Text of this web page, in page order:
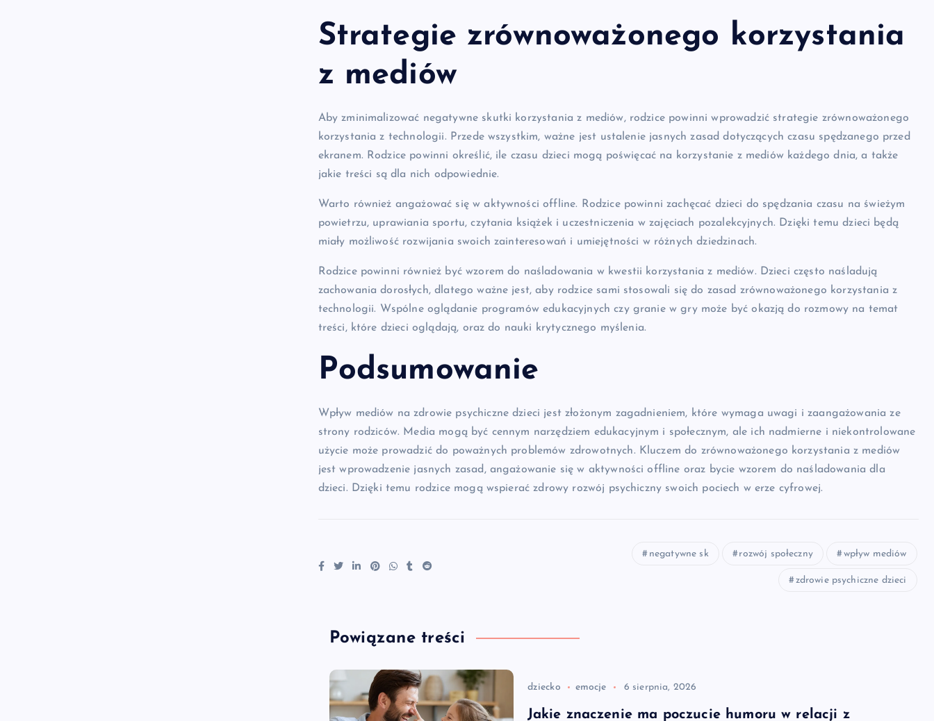
Strategie zrównoważonego korzystania
z mediów
Aby zminimalizować negatywne skutki korzystania z mediów, rodzice powinni wprowadzić strategie zrównoważonego
korzystania z technologii. Przede wszystkim, ważne jest ustalenie jasnych zasad dotyczących czasu spędzanego przed
ekranem. Rodzice powinni określić, ile czasu dzieci mogą poświęcać na korzystanie z mediów każdego dnia, a także
jakie treści są dla nich odpowiednie.
Warto również angażować się w aktywności offline. Rodzice powinni zachęcać dzieci do spędzania czasu na świeżym
powietrzu, uprawiania sportu, czytania książek i uczestniczenia w zajęciach pozalekcyjnych. Dzięki temu dzieci będą
miały możliwość rozwijania swoich zainteresowań i umiejętności w różnych dziedzinach.
Rodzice powinni również być wzorem do naśladowania w kwestii korzystania z mediów. Dzieci często naśladują
zachowania dorosłych, dlatego ważne jest, aby rodzice sami stosowali się do zasad zrównoważonego korzystania z
technologii. Wspólne oglądanie programów edukacyjnych czy granie w gry może być okazją do rozmowy na temat
treści, które dzieci oglądają, oraz do nauki krytycznego myślenia.
Podsumowanie
Wpływ mediów na zdrowie psychiczne dzieci jest złożonym zagadnieniem, które wymaga uwagi i zaangażowania ze
strony rodziców. Media mogą być cennym narzędziem edukacyjnym i społecznym, ale ich nadmierne i niekontrolowane
użycie może prowadzić do poważnych problemów zdrowotnych. Kluczem do zrównoważonego korzystania z mediów
jest wprowadzenie jasnych zasad, angażowanie się w aktywności offline oraz bycie wzorem do naśladowania dla
dzieci. Dzięki temu rodzice mogą wspierać zdrowy rozwój psychiczny swoich pociech w erze cyfrowej.
negatywne sk rozwój społeczny wpływ mediów
zdrowie psychiczne dzieci
Powiązane treści
dziecko emocje 6 sierpnia, 2026
Jakie znaczenie ma poczucie humoru w relacji z